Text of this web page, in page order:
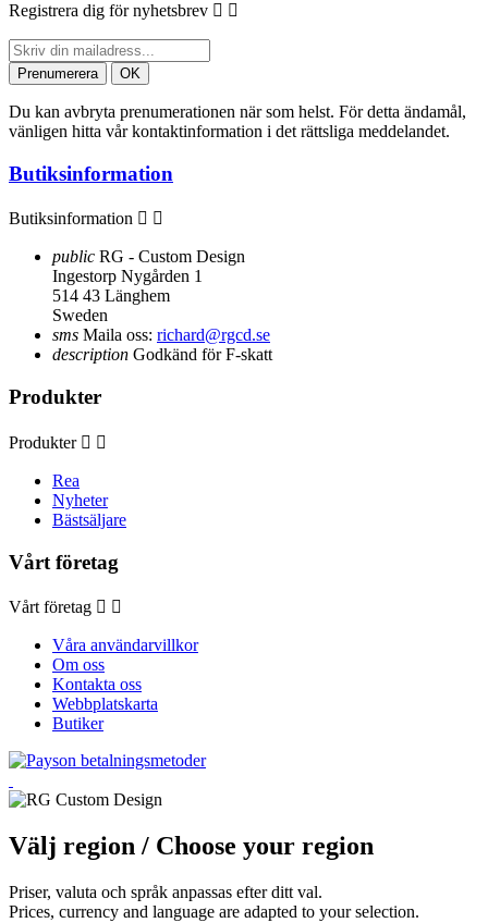
Registrera dig för nyhetsbrev  
Du kan avbryta prenumerationen när som helst. För detta ändamål,
vänligen hitta vår kontaktinformation i det rättsliga meddelandet.
Butiksinformation
Butiksinformation  
public RG - Custom Design
Ingestorp Nygården 1
514 43 Länghem
Sweden
sms Maila oss: richard@rgcd.se
description Godkänd för F-skatt
Produkter
Produkter  
Rea
Nyheter
Bästsäljare
Vårt företag
Vårt företag  
Våra användarvillkor
Om oss
Kontakta oss
Webbplatskarta
Butiker
Välj region / Choose your region
Priser, valuta och språk anpassas efter ditt val.
Prices, currency and language are adapted to your selection.